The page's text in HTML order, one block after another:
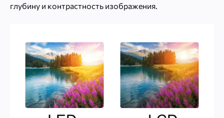
глубину и контрастность изображения.